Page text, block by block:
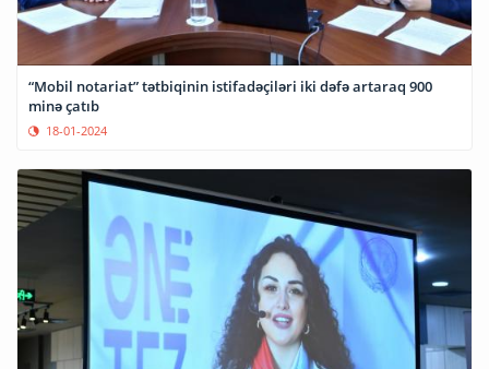
“Mobil notariat” tətbiqinin istifadəçiləri iki dəfə artaraq 900
minə çatıb
18-01-2024